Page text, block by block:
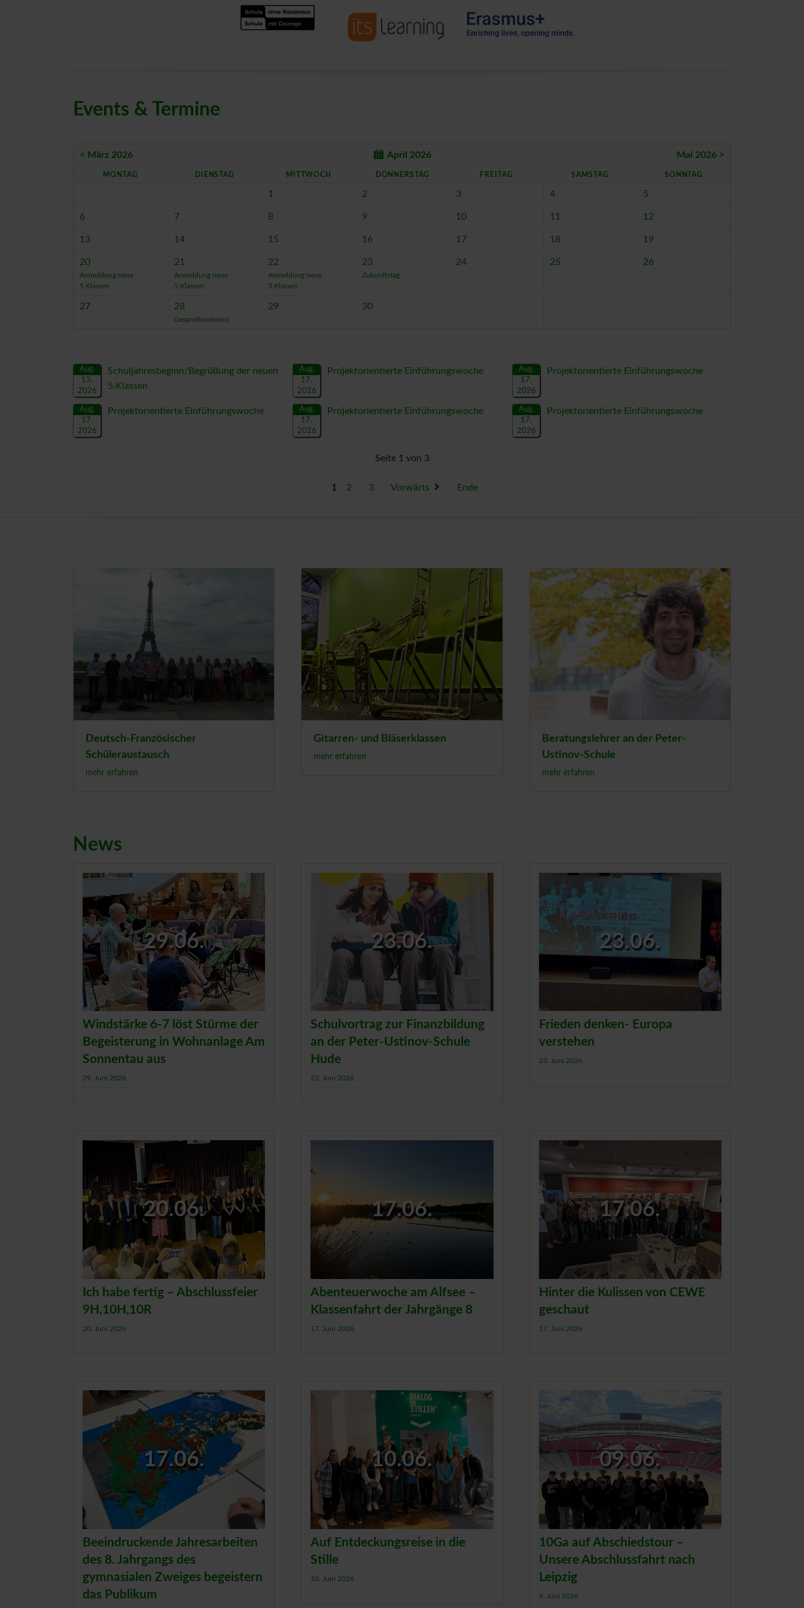
Events & Termine
< März 2026 April 2026 Mai 2026 >
MO NTAG DI ENSTAG MI TTWOCH DO NNERSTAG FR EITAG SA MSTAG SO NNTAG
1 2 3 4 5
6 7 8 9 10 11 12
13 14 15 16 17 18 19
20
Anmeldung neue
5.Klassen
21
Anmeldung neue
5.Klassen
22
Anmeldung neue
5.Klassen
23
Zukunftstag
24 25 26
27 28
Gesamtkonferenz
29 30
Aug.
13.
2026
Schuljahresbeginn/Begrüßung der neuen
5.Klassen
Aug.
17.
2026
Projektorientierte Einführungswoche
Aug.
17.
2026
Projektorientierte Einführungswoche
Aug.
17.
2026
Projektorientierte Einführungswoche
Aug.
17.
2026
Projektorientierte Einführungswoche
Aug.
17.
2026
Projektorientierte Einführungswoche
Seite 1 von 3
1 2 3 Vorwärts Ende
Deutsch-Französischer
Schüleraustausch
mehr erfahren
Gitarren- und Bläserklassen
mehr erfahren
Beratungslehrer an der Peter-
Ustinov-Schule
mehr erfahren
News
29.06.
Windstärke 6-7 löst Stürme der
Begeisterung in Wohnanlage Am
Sonnentau aus
29. Juni 2026
23.06.
Schulvortrag zur Finanzbildung
an der Peter-Ustinov-Schule
Hude
23. Juni 2026
23.06.
Frieden denken- Europa
verstehen
23. Juni 2026
20.06.
Ich habe fertig – Abschlussfeier
9H,10H,10R
20. Juni 2026
17.06.
Abenteuerwoche am Alfsee –
Klassenfahrt der Jahrgänge 8
17. Juni 2026
17.06.
Hinter die Kulissen von CEWE
geschaut
17. Juni 2026
17.06.
Beeindruckende Jahresarbeiten
des 8. Jahrgangs des
gymnasialen Zweiges begeistern
das Publikum
10.06.
Auf Entdeckungsreise in die
Stille
10. Juni 2026
09.06.
10Ga auf Abschiedstour –
Unsere Abschlussfahrt nach
Leipzig
9. Juni 2026